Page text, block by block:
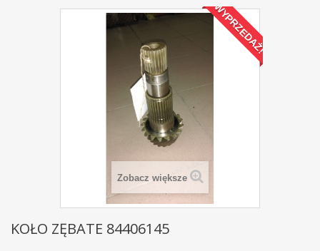
WYPRZEDAŻ!
Zobacz większe
KOŁO ZĘBATE 84406145